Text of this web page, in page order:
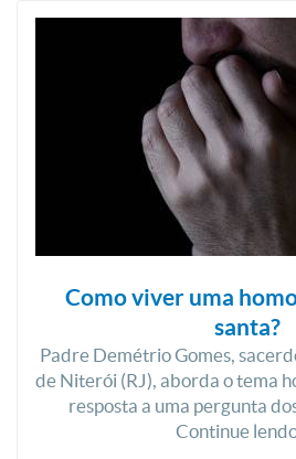
Como viver uma
santa?
Padre Demétrio Gomes,
de Niterói (RJ), aborda o tema
resposta a uma pergunta
Continue